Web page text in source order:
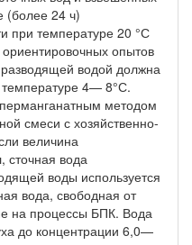
(более 24 ч)
при температуре 20 °С
опытов
разводящей водой должна
температуре 4— 8°С.
методом
смеси с хозяйственно-
величина
вода
воды используется
вода, свободная от
на процессы БПК. Вода
до концентрации 6,0—